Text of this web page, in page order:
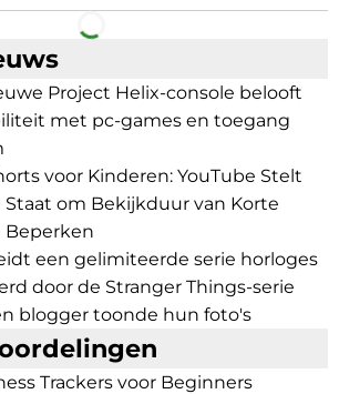
Telegram
Project Helix-console belooft
met pc-games en toegang
voor Kinderen: YouTube Stelt
Staat om Bekijkduur van Korte
Beperken
een gelimiteerde serie horloges
door de Stranger Things-serie
blogger toonde hun foto's
Trackers voor Beginners